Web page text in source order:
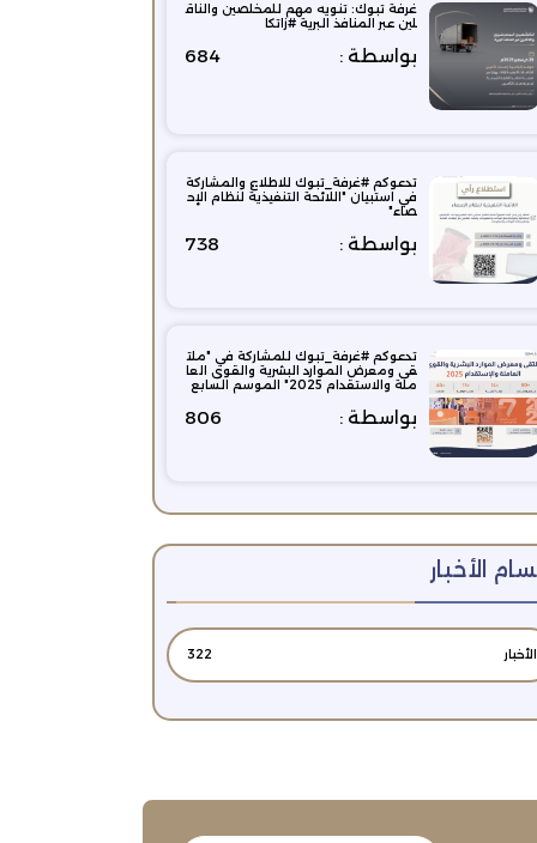
غرفة تبوك: تنويه مهم للمخلصين والناق
لين عبر المنافذ البرية ‫#زاتكا
بواسطة : 684
تدعوكم #غرفة_تبوك للاطلاع والمشاركة
في استبيان "اللائحة التنفيذية لنظام الإح
صاء"
بواسطة : 738
تدعوكم #غرفة_تبوك للمشاركة في "ملت
قى ومعرض الموارد البشرية والقوى العا
ملة والاستقدام 2025" الموسم السابع
بواسطة : 806
الأخبار
الأخبار 322